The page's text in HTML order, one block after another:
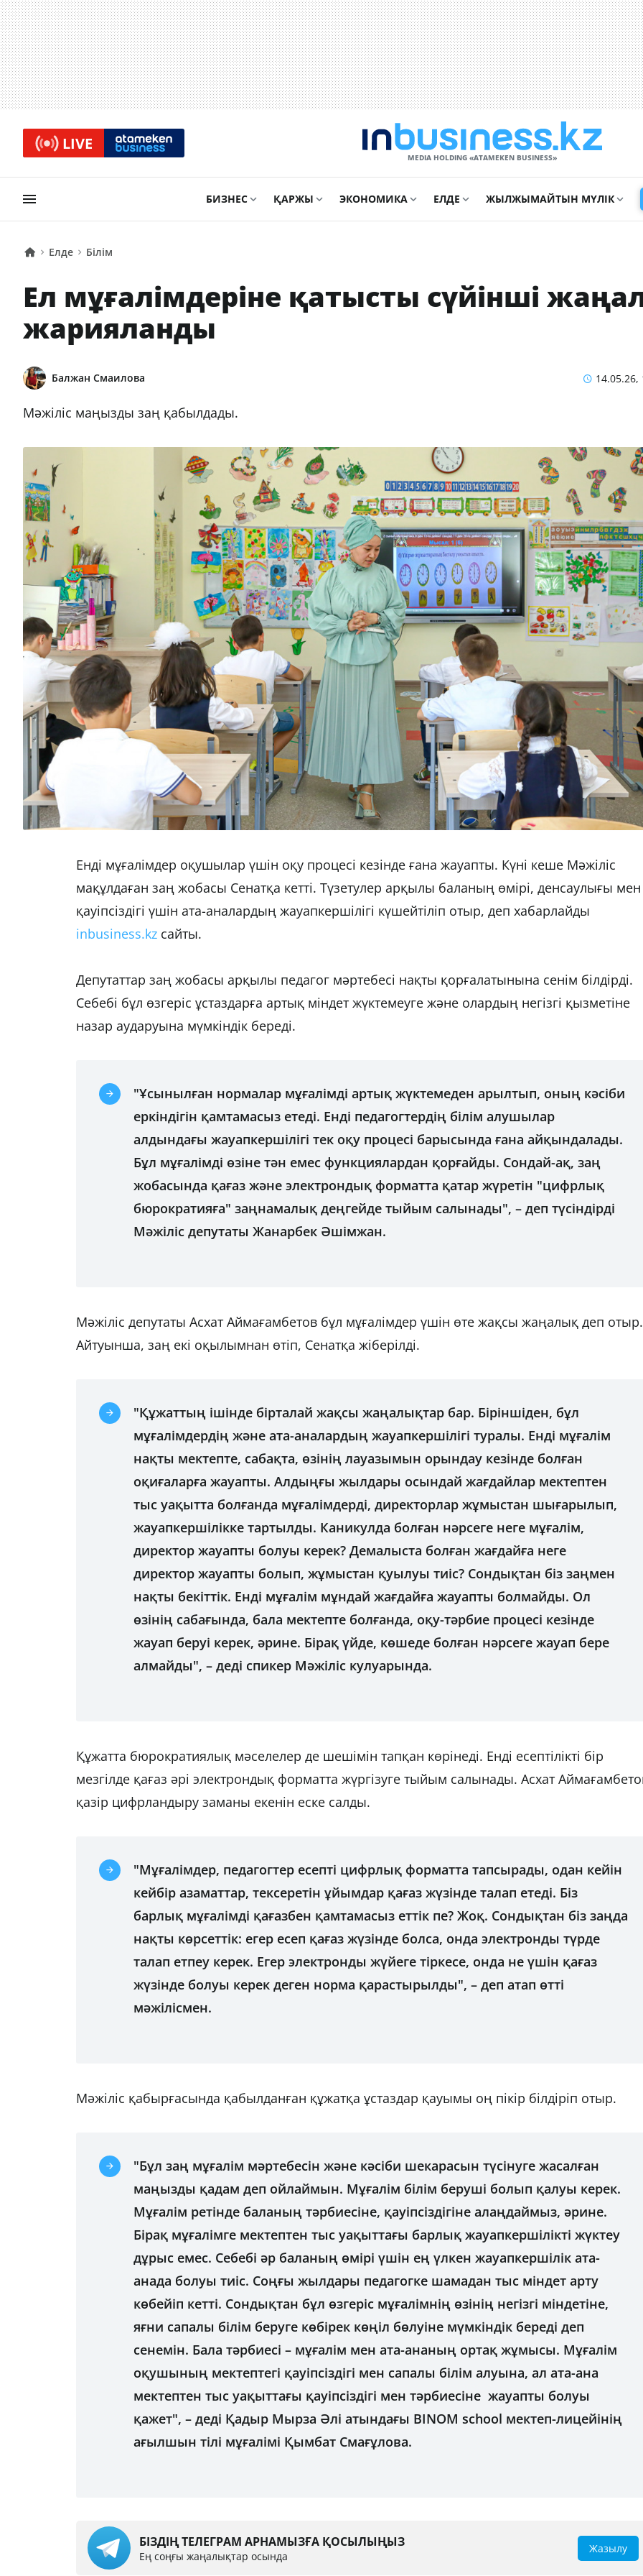
LIVE
MEDIA HOLDING «ATAMEKЕN BUSINESS»
БИЗНЕС ҚАРЖЫ ЭКОНОМИКА ЕЛДЕ ЖЫЛЖЫМАЙТЫН МҮЛІК
Елде Білім
Ел мұғалімдеріне қатысты сүйінші
жарияланды
Балжан Смаилова 14.05.26,
Мәжіліс маңызды заң қабылдады.
Енді мұғалімдер оқушылар үшін оқу процесі кезінде ғана жауапты. Күні кеше Мәжіліс
мақұлдаған заң жобасы Сенатқа кетті. Түзетулер арқылы баланың өмірі, денсаулығы мен
қауіпсіздігі үшін ата-аналардың жауапкершілігі күшейтіліп отыр, деп хабарлайды
inbusiness.kz сайты.
Депутаттар заң жобасы арқылы педагог мәртебесі нақты қорғалатынына сенім білдірді.
Себебі бұл өзгеріс ұстаздарға артық міндет жүктемеуге және олардың негізгі қызметіне
назар аударуына мүмкіндік береді.
"Ұсынылған нормалар мұғалімді артық жүктемеден арылтып, оның кәсіби
еркіндігін қамтамасыз етеді. Енді педагогтердің білім алушылар
алдындағы жауапкершілігі тек оқу процесі барысында ғана айқындалады.
Бұл мұғалімді өзіне тән емес функциялардан қорғайды. Сондай-ақ, заң
жобасында қағаз және электрондық форматта қатар жүретін "цифрлық
бюрократияға" заңнамалық деңгейде тыйым салынады", – деп түсіндірді
Мәжіліс депутаты Жанарбек Әшімжан.
Мәжіліс депутаты Асхат Аймағамбетов бұл мұғалімдер үшін өте жақсы жаңалық деп отыр.
Айтуынша, заң екі оқылымнан өтіп, Сенатқа жіберілді.
"Құжаттың ішінде бірталай жақсы жаңалықтар бар. Біріншіден, бұл
мұғалімдердің және ата-аналардың жауапкершілігі туралы. Енді мұғалім
нақты мектепте, сабақта, өзінің лауазымын орындау кезінде болған
оқиғаларға жауапты. Алдыңғы жылдары осындай жағдайлар мектептен
тыс уақытта болғанда мұғалімдерді, директорлар жұмыстан шығарылып,
жауапкершілікке тартылды. Каникулда болған нәрсеге неге мұғалім,
директор жауапты болуы керек? Демалыста болған жағдайға неге
директор жауапты болып, жұмыстан қуылуы тиіс? Сондықтан біз заңмен
нақты бекіттік. Енді мұғалім мұндай жағдайға жауапты болмайды. Ол
өзінің сабағында, бала мектепте болғанда, оқу-тәрбие процесі кезінде
жауап беруі керек, әрине. Бірақ үйде, көшеде болған нәрсеге жауап бере
алмайды", – деді спикер Мәжіліс кулуарында.
Құжатта бюрократиялық мәселелер де шешімін тапқан көрінеді. Енді есептілікті бір
мезгілде қағаз әрі электрондық форматта жүргізуге тыйым салынады. Асхат
қазір цифрландыру заманы екенін еске салды.
"Мұғалімдер, педагогтер есепті цифрлық форматта тапсырады, одан кейін
кейбір азаматтар, тексеретін ұйымдар қағаз жүзінде талап етеді. Біз
барлық мұғалімді қағазбен қамтамасыз еттік пе? Жоқ. Сондықтан біз заңда
нақты көрсеттік: егер есеп қағаз жүзінде болса, онда электронды түрде
талап етпеу керек. Егер электронды жүйеге тіркесе, онда не үшін қағаз
жүзінде болуы керек деген норма қарастырылды", – деп атап өтті
мәжілісмен.
Мәжіліс қабырғасында қабылданған құжатқа ұстаздар қауымы оң пікір білдіріп отыр.
"Бұл заң мұғалім мәртебесін және кәсіби шекарасын түсінуге жасалған
маңызды қадам деп ойлаймын. Мұғалім білім беруші болып қалуы керек.
Мұғалім ретінде баланың тәрбиесіне, қауіпсіздігіне алаңдаймыз, әрине.
Бірақ мұғалімге мектептен тыс уақыттағы барлық жауапкершілікті жүктеу
дұрыс емес. Себебі әр баланың өмірі үшін ең үлкен жауапкершілік ата-
анада болуы тиіс. Соңғы жылдары педагогке шамадан тыс міндет арту
көбейіп кетті. Сондықтан бұл өзгеріс мұғалімнің өзінің негізгі міндетіне,
яғни сапалы білім беруге көбірек көңіл бөлуіне мүмкіндік береді деп
сенемін. Бала тәрбиесі – мұғалім мен ата-ананың ортақ жұмысы. Мұғалім
оқушының мектептегі қауіпсіздігі мен сапалы білім алуына, ал ата-ана
мектептен тыс уақыттағы қауіпсіздігі мен тәрбиесіне жауапты болуы
қажет", – деді Қадыр Мырза Әлі атындағы BINOM school мектеп-лицейінің
ағылшын тілі мұғалімі Қымбат Смағұлова.
БІЗДІҢ ТЕЛЕГРАМ АРНАМЫЗҒА ҚОСЫЛЫҢЫЗ
Ең соңғы жаңалықтар осында
Жазылу